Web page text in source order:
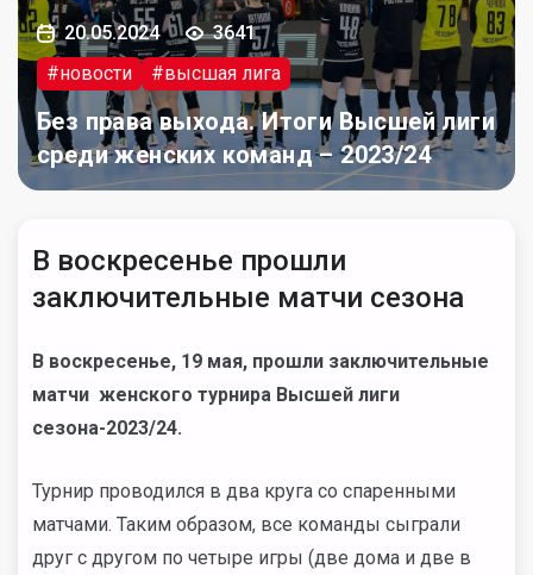
20.05.2024
3641
#новости
#высшая лига
Без права выхода. Итоги Высшей лиги
среди женских команд – 2023/24
В воскресенье прошли
заключительные матчи сезона
В воскресенье, 19 мая, прошли заключительные
матчи женского турнира Высшей лиги
сезона-2023/24.
Турнир проводился в два круга со спаренными
матчами. Таким образом, все команды сыграли
друг с другом по четыре игры (две дома и две в